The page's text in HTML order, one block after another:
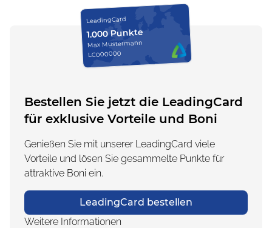
LeadingCard
1.000 Punkte
Max Mustermann
LC000000
Bestellen Sie jetzt die LeadingCard
für exklusive Vorteile und Boni
Genießen Sie mit unserer LeadingCard viele
Vorteile und lösen Sie gesammelte Punkte für
attraktive Boni ein.
LeadingCard bestellen
Weitere Informationen